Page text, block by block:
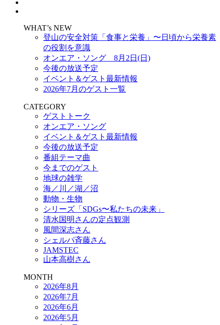
WHAT’s NEW
登山の安全対策「食事と栄養」〜日頃から栄養素
の役割を意識
オンエア・ソング 8月2日(日)
今後の放送予定
イベント＆ゲスト最新情報
2026年7月のゲスト一覧
CATEGORY
ゲストトーク
オンエア・ソング
イベント＆ゲスト最新情報
今後の放送予定
番組テーマ曲
今までのゲスト
地球の雑学
海／川／湖／沼
動物・生物
シリーズ「SDGs〜私たちの未来」
清水国明さんの定点観測
風間深志さん
シェルパ斉藤さん
JAMSTEC
山本高樹さん
MONTH
2026年8月
2026年7月
2026年6月
2026年5月